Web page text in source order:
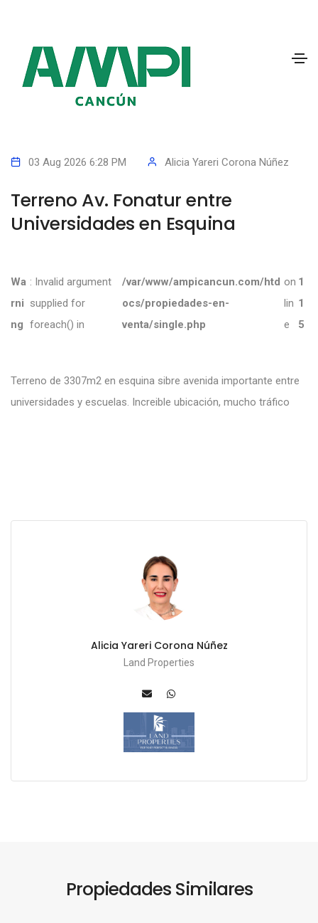
03 Aug 2026 6:28 PM Alicia Yareri Corona Núñez
Terreno Av. Fonatur entre
Universidades en Esquina
Wa
rni
ng
: Invalid argument
supplied for
foreach() in
/var/www/ampicancun.com/htd
ocs/propiedades-en-
venta/single.php
on
lin
e
1
1
5
Terreno de 3307m2 en esquina sibre avenida importante entre
universidades y escuelas. Increible ubicación, mucho tráfico
Alicia Yareri Corona Núñez
Land Properties
Propiedades Similares